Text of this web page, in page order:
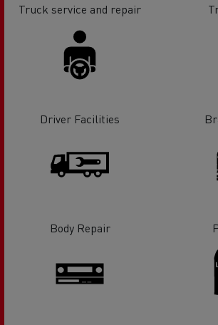
Truck service and repair
Driver Facilities
Body Repair